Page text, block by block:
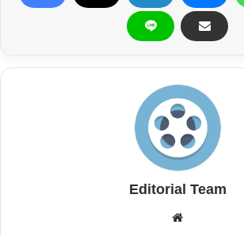
Editorial Team